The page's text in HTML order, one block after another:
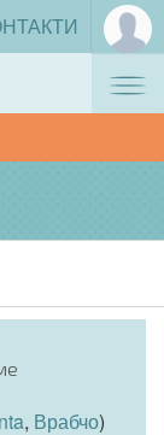
, Врабчо)